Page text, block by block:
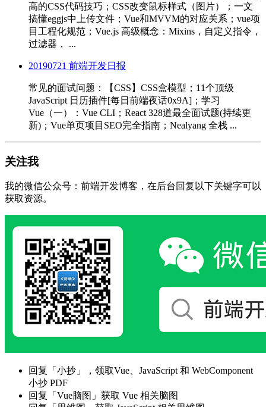
高的CSS代码技巧；CSS改变鼠标样式（图片）；一文
搞懂eggjs中上传文件；Vue和MVVM的对应关系；vue项
目工程化规范；Vue.js 高级概念：Mixins，自定义指令，
过滤器， ...
20190721 前端开发日报
常见的面试问题：【CSS】CSS盒模型；11个顶级
JavaScript 日历插件[每日前端夜话0x9A]；学习
Vue（一）：Vue CLI；React 328道最全面试题(持续更
新)；Vue单页项目SEO完全指南；Nealyang 全栈 ...
关注我
我的微信公众号：前端开发博客，在后台回复以下关键字可以
获取资源。
回复「小抄」，领取Vue、JavaScript 和 WebComponent
小抄 PDF
回复「Vue脑图」获取 Vue 相关脑图